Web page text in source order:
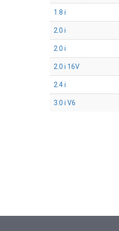
1.8 i
2.0 i
2.0 i
2.0 i 16V
2.4 i
3.0 i V6